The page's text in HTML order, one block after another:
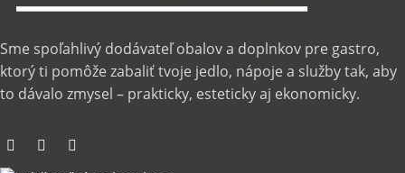
Sme spoľahlivý dodávateľ obalov a doplnkov pre gastro,
ktorý ti pomôže zabaliť tvoje jedlo, nápoje a služby tak, aby
to dávalo zmysel – prakticky, esteticky aj ekonomicky.